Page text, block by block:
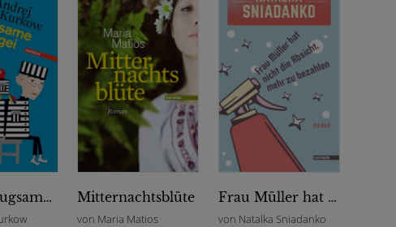
Der unbeugsame Papagei Mitternachtsblüte
von Maria Matios
Frau Müller hat nicht die Absicht, mehr zu bezahlen
von Natalka Sniadanko